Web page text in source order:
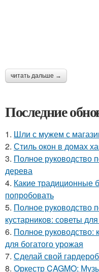
читать дальше →
Последние
1. Шли с мужем с
2. Стиль окон в домах
3. Полное руководство
дерева
4. Какие традиционные
попробовать
5. Полное руководство
кустарников: советы
6. Полное руководство:
для богатого урожая
7. Сделай свой
8. Оркестр CAGMO: